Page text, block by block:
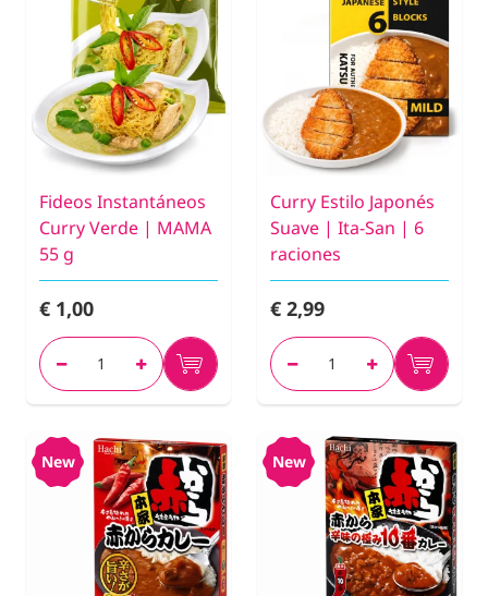
Fideos Instantáneos
Curry Verde | MAMA
55 g
€ 1,00
Curry Estilo Japonés
Suave | Ita-San | 6
raciones
€ 2,99
New New